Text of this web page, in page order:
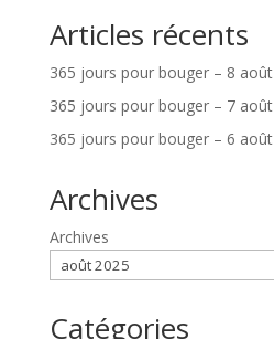
Articles récents
365 jours pour bouger – 8 août
365 jours pour bouger – 7 août
365 jours pour bouger – 6 août
Archives
Archives
Catégories